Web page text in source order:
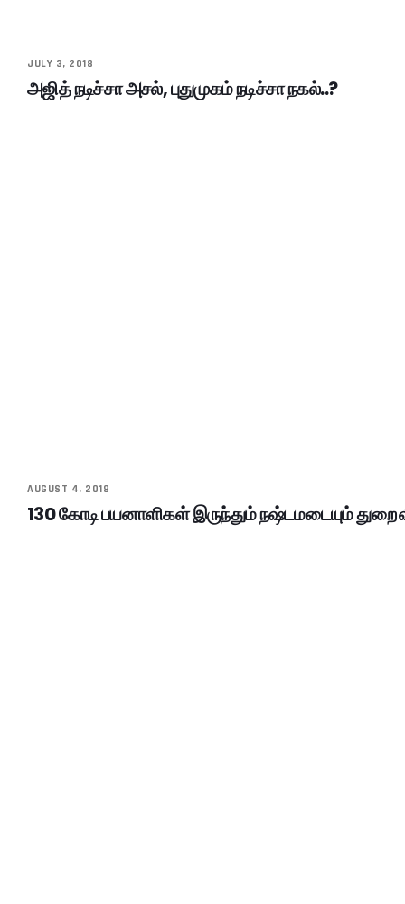
JULY 3, 2018
அஜித் நடிச்சா அசல், புதுமுகம் நடிச்சா நகல்..?
AUGUST 4, 2018
130 கோடி பயனாளிகள் இருந்தும் நஷ்டமடையும்